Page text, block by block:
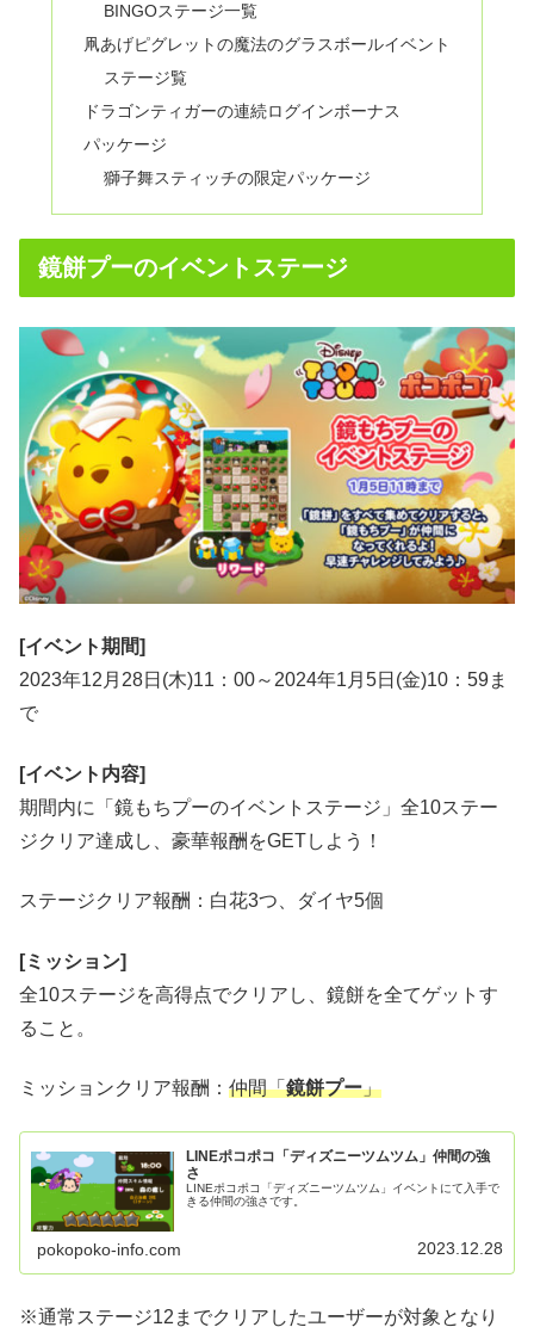
BINGOステージ一覧
凧あげピグレットの魔法のグラスボールイベント
ステージ覧
ドラゴンティガーの連続ログインボーナス
パッケージ
獅子舞スティッチの限定パッケージ
鏡餅プーのイベントステージ
[イベント期間]
2023年12月28日(木)11：00～2024年1月5日(金)10：59ま
で
[イベン ト内容]
期間内に「鏡もちプーのイベントステージ」全10ステー
ジクリア達成し、豪華報酬をGETしよう！
ステージクリア報酬：白花3つ、ダイヤ5個
[ミッション]
全10ステージを高得点でクリアし、鏡餅を全てゲットす
ること。
ミッションクリア報酬： 仲間「鏡餅プー」
LINEポコポコ「ディズニーツムツム」仲間の強
さ
LINEポコポコ「ディズニーツムツム」イベントにて入手で
きる仲間の強さです。
pokopoko-info.com 2023.12.28
※通常ステージ12までクリアしたユーザーが対象となり